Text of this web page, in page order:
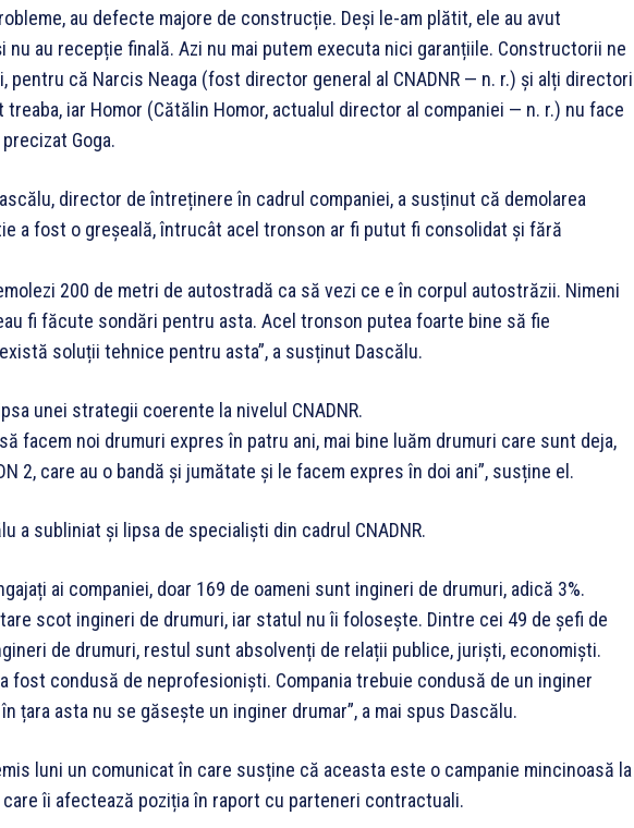
au defecte majore de construcție. Deși le-am plătit, ele au avut
nu au recepție finală. Azi nu mai putem executa nici garanțiile. Constructorii ne
pentru că Narcis Neaga (fost director general al CNADNR — n. r.) și alți directori
iar Homor (Cătălin Homor, actualul director al companiei — n. r.) nu face
Goga.
director de întreținere în cadrul companiei, a susținut că demolarea
a fost o greșeală, întrucât acel tronson ar fi putut fi consolidat și fără
200 de metri de autostradă ca să vezi ce e în corpul autostrăzii. Nimeni
fi făcute sondări pentru asta. Acel tronson putea foarte bine să fie
soluții tehnice pentru asta”, a susținut Dascălu.
unei strategii coerente la nivelul CNADNR.
facem noi drumuri expres în patru ani, mai bine luăm drumuri care sunt deja,
2, care au o bandă și jumătate și le facem expres în doi ani”, susține el.
a subliniat și lipsa de specialiști din cadrul CNADNR.
ai companiei, doar 169 de oameni sunt ingineri de drumuri, adică 3%.
scot ingineri de drumuri, iar statul nu îi folosește. Dintre cei 49 de șefi de
de drumuri, restul sunt absolvenți de relații publice, juriști, economiști.
fost condusă de neprofesioniști. Compania trebuie condusă de un inginer
țara asta nu se găsește un inginer drumar”, a mai spus Dascălu.
luni un comunicat în care susține că aceasta este o campanie mincinoasă la
îi afectează poziția în raport cu parteneri contractuali.